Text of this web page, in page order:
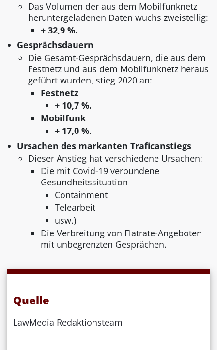
Das Volumen der aus dem Mobilfunknetz
heruntergeladenen Daten wuchs zweistellig:
+ 32,9 %.
Gesprächsdauern
Die Gesamt-Gesprächsdauern, die aus dem
Festnetz und aus dem Mobilfunknetz heraus
geführt wurden, stieg 2020 an:
Festnetz
+ 10,7 %.
Mobilfunk
+ 17,0 %.
Ursachen des markanten Traficanstiegs
Dieser Anstieg hat verschiedene Ursachen:
Die mit Covid-19 verbundene
Gesundheitssituation
Containment
Telearbeit
usw.)
Die Verbreitung von Flatrate-Angeboten
mit unbegrenzten Gesprächen.
Quelle
LawMedia Redaktionsteam